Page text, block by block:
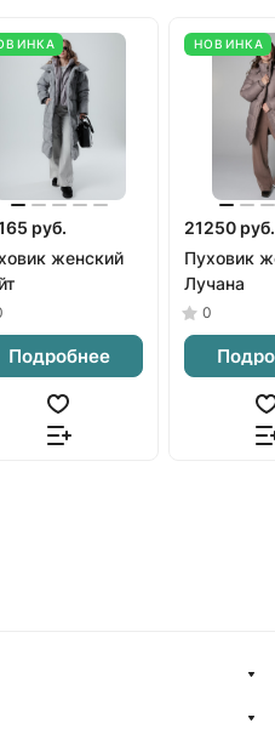
руб.
женский
Подробнее
НОВИНКА
21250 руб.
Пуховик
Лучана
0